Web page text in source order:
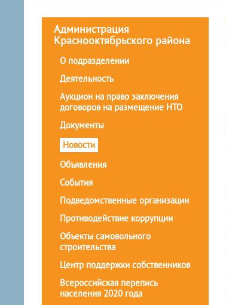
Администрация
Краснооктябрьского района
О подразделении
Деятельность
Аукцион на право заключения
договоров на размещение НТО
Документы
Новости
Объявления
События
Подведомственные организации
Противодействие коррупции
Объекты самовольного
строительства
Центр поддержки собственников
Всероссийская перепись
населения 2020 года